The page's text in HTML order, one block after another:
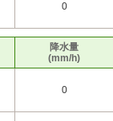
0
降水量
(mm/h)
0